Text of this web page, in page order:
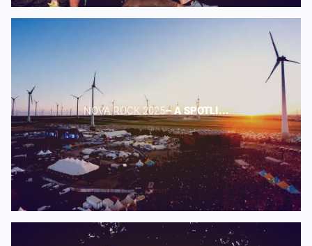
NOVA ROCK 2025​– A SPOTLI...